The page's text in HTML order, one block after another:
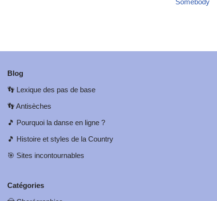
Blog
👣 Lexique des pas de base
👣Antisèches
🎵 Pourquoi la danse en ligne ?
🎵 Histoire et styles de la Country
🎯 Sites incontournables
Catégories